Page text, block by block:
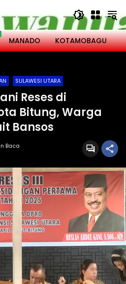
MANADO KOTAMOBAGU
SULAWESI UTARA
Reses di
Bitung, Warga
Bansos
Baca